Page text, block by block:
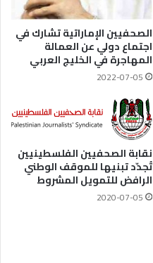
الصحفيين الإماراتية تشارك في
اجتماع دولي عن العمالة
المهاجرة في الخليج العربي
2022-07-05
نقابة الصحفيين الفلسطينيين
تُجدّد تبنيها للموقف الوطني
الرافض للتمويل المشروط
2020-07-05